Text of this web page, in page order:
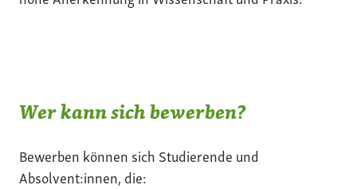
Wer kann sich bewerben?
Bewerben können sich Studierende und
Absolvent:innen, die: